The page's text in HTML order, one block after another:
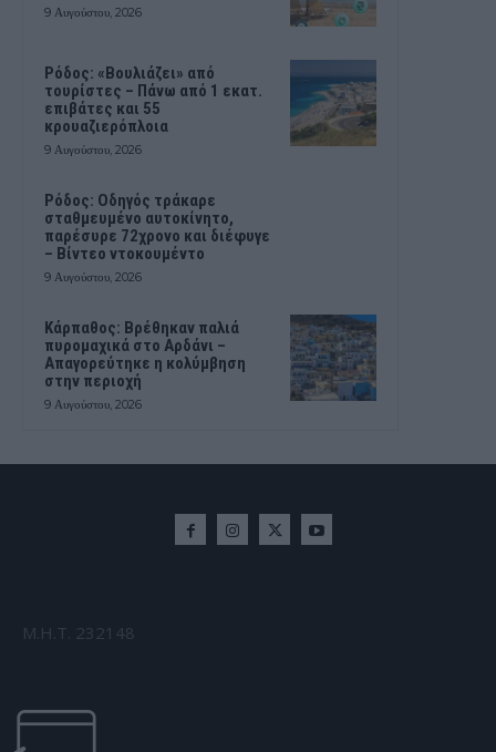
9 Αυγούστου, 2026
Ρόδος: «Βουλιάζει» από
τουρίστες – Πάνω από 1 εκατ.
επιβάτες και 55
κρουαζιερόπλοια
9 Αυγούστου, 2026
Ρόδος: Οδηγός τράκαρε
σταθμευμένο αυτοκίνητο,
παρέσυρε 72χρονο και διέφυγε
– Βίντεο ντοκουμέντο
9 Αυγούστου, 2026
Κάρπαθος: Βρέθηκαν παλιά
πυρομαχικά στο Αρδάνι –
Απαγορεύτηκε η κολύμβηση
στην περιοχή
9 Αυγούστου, 2026
Μ.Η.Τ. 232148